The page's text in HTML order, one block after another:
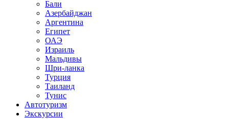
Бали
Азербайджан
Аргентина
Египет
ОАЭ
Израиль
Мальдивы
Шри-ланка
Турция
Таиланд
Тунис
Автотуризм
Экскурсии